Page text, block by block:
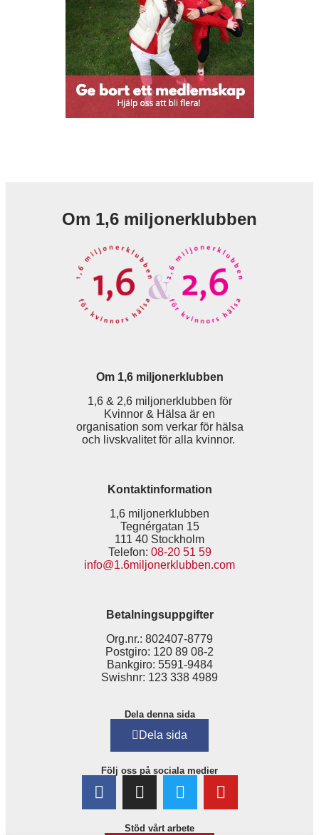
Om 1,6 miljonerklubben
Om 1,6 miljonerklubben
1,6 & 2,6 miljonerklubben för
Kvinnor & Hälsa är en
organisation som verkar för hälsa
och livskvalitet för alla kvinnor.
Kontaktinformation
1,6 miljonerklubben
Tegnérgatan 15
111 40 Stockholm
Telefon: 08-20 51 59
info@1.6miljonerklubben.com
Betalningsuppgifter
Org.nr.: 802407-8779
Postgiro: 120 89 08-2
Bankgiro: 5591-9484
Swishnr: 123 338 4989
Dela denna sida
Dela sida
Följ oss på sociala medier
Stöd vårt arbete